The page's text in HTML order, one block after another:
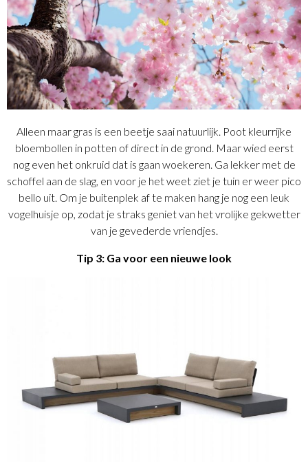
Alleen maar gras is een beetje saai natuurlijk. Poot kleurrijke
bloembollen in potten of direct in de grond. Maar wied eerst
nog even het onkruid dat is gaan woekeren. Ga lekker met de
schoffel aan de slag, en voor je het weet ziet je tuin er weer pico
bello uit. Om je buitenplek af te maken hang je nog een leuk
vogelhuisje op, zodat je straks geniet van het vrolijke gekwetter
van je gevederde vriendjes.
Tip 3: Ga voor een nieuwe look